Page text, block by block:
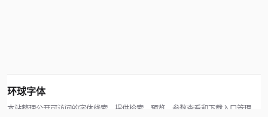
环球字体
本站整理公开可访问的字体线索，提供检索、预览、参数查看和下载入口管理。